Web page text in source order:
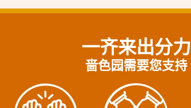
一齐来出分力
啬色园需要您支持